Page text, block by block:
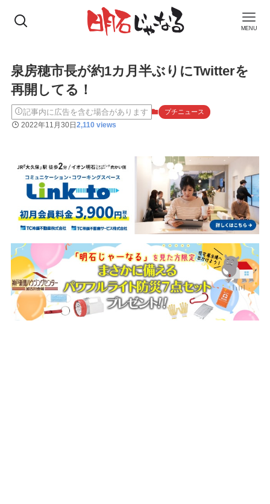
MENU
泉房穂市長が約1カ月半ぶりにTwitterを
再開してる！
記事内に広告を含む場合があります プチニュース
2022年11月30日2,110 views